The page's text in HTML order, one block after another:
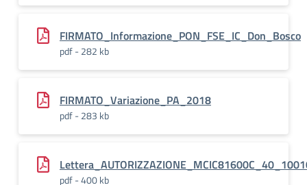
FIRMATO_Informazione_PON_FSE_IC_Don_Bosco
pdf - 282 kb
FIRMATO_Variazione_PA_2018
pdf - 283 kb
pdf - 400 kb